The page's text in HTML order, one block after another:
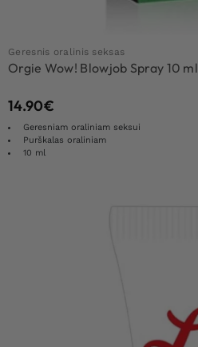
Geresnis oralinis seksas
Orgie Wow! Blowjob Spray 10 ml
14.90€
Geresniam oraliniam seksui
Purškalas oraliniam
10 ml